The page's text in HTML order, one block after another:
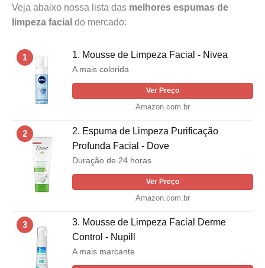
Veja abaixo nossa lista das melhores espumas de
limpeza facial do mercado:
1 1. Mousse de Limpeza Facial - Nivea
A mais colorida
Ver Preço
Amazon.com.br
2
2. Espuma de Limpeza Purificação
Profunda Facial - Dove
Duração de 24 horas
Ver Preço
Amazon.com.br
3
3. Mousse de Limpeza Facial Derme
Control - Nupill
A mais marcante